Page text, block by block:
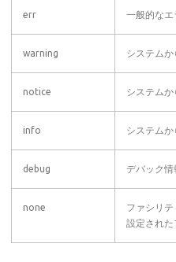
err 一般的なエ
warning システム
notice システム
info システムか
debug デバック情
none
ファシリテ
設定され